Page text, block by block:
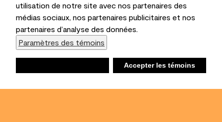
utilisation de notre site avec nos partenaires des
médias sociaux, nos partenaires publicitaires et nos
partenaires d’analyse des données.
Paramètres des témoins
Accepter les témoins
Liste d’achats